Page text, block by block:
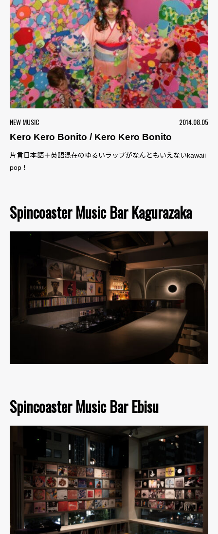
NEW MUSIC
2014.08.05
Kero Kero Bonito / Kero Kero Bonito
片言日本語＋英語混在のゆるいラップがなんともいえないkawaii
pop！
Spincoaster Music Bar Kagurazaka
Spincoaster Music Bar Ebisu